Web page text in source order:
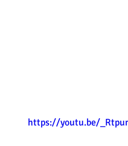
https://youtu.be/